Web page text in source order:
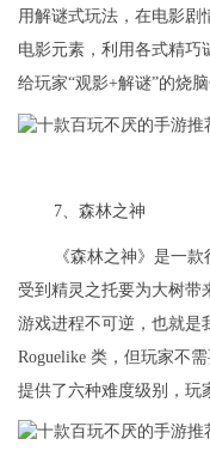
用解谜式玩法，在电影剧
电影元素，利用各式精巧
给玩家“观影+解谜”的烧脑
7、森林之神
《森林之神》是一
受到精灵之托要为大树带
游戏进程不可逆，也就是
Roguelike 类，但玩家不
提供了六种难度级别，玩